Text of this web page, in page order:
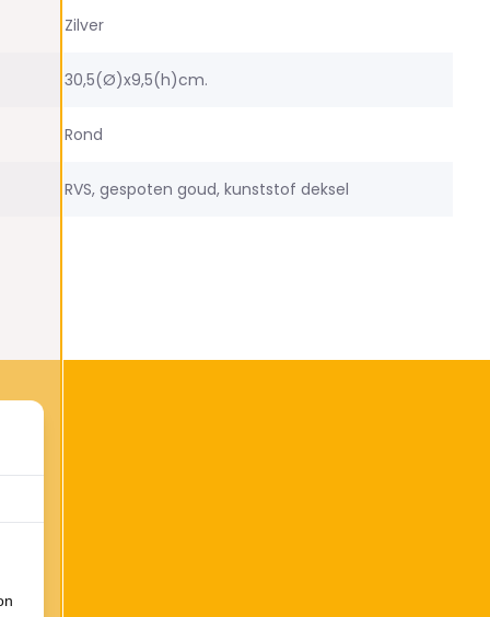
Zilver
30,5(Ø)x9,5(h)cm.
Rond
RVS, gespoten goud, kunststof deksel